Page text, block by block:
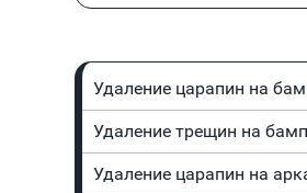
Удаление царапин на
Удаление трещин на
Удаление царапин на